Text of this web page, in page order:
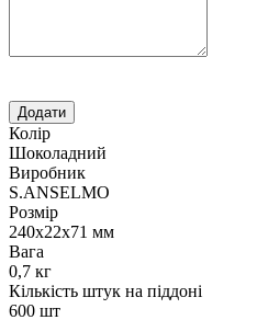
Колір
Шоколадний
Виробник
S.ANSELMO
Розмір
240х22х71 мм
Вага
0,7 кг
Кількість штук на піддоні
600 шт